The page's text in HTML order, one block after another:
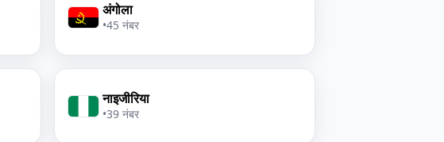
अंगोला
•45 नंबर
नाइजीरिया
•39 नंबर